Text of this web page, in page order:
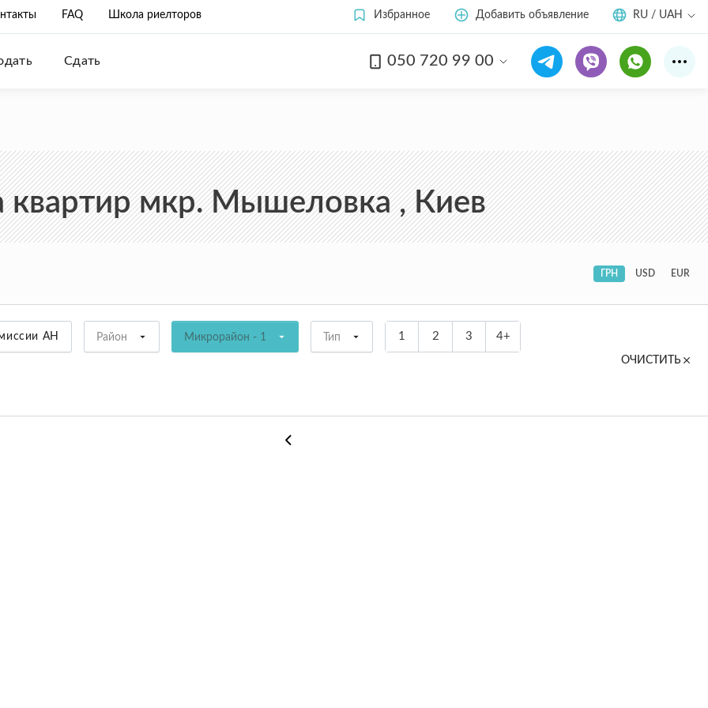
FAQ Школа риелторов Избранное Добавить объявление RU / UAH
Сдать 050 720 99 00
мкр. Мышеловка , Киев
ГРН USD EUR
АН Район Микрорайон - 1 Тип 1 2 3 4+
ОЧИСТИТЬ